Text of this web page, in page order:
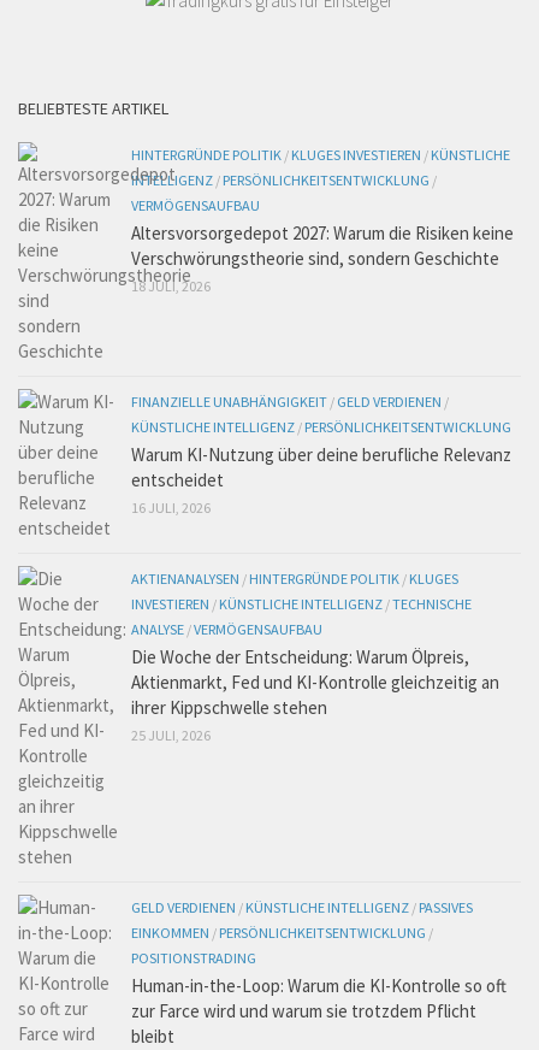
BELIEBTESTE ARTIKEL
HINTERGRÜNDE POLITIK / KLUGES INVESTIEREN / KÜNSTLICHE
INTELLIGENZ / PERSÖNLICHKEITSENTWICKLUNG /
VERMÖGENSAUFBAU
Altersvorsorgedepot 2027: Warum die Risiken keine
Verschwörungstheorie sind, sondern Geschichte
18 JULI, 2026
FINANZIELLE UNABHÄNGIGKEIT / GELD VERDIENEN /
KÜNSTLICHE INTELLIGENZ / PERSÖNLICHKEITSENTWICKLUNG
Warum KI-Nutzung über deine berufliche Relevanz
entscheidet
16 JULI, 2026
AKTIENANALYSEN / HINTERGRÜNDE POLITIK / KLUGES
INVESTIEREN / KÜNSTLICHE INTELLIGENZ /TECHNISCHE
ANALYSE /VERMÖGENSAUFBAU
Die Woche der Entscheidung: Warum Ölpreis,
Aktienmarkt, Fed und KI-Kontrolle gleichzeitig an
ihrer Kippschwelle stehen
25 JULI, 2026
GELD VERDIENEN / KÜNSTLICHE INTELLIGENZ / PASSIVES
EINKOMMEN / PERSÖNLICHKEITSENTWICKLUNG /
POSITIONSTRADING
Human-in-the-Loop: Warum die KI-Kontrolle so oft
zur Farce wird und warum sie trotzdem Pflicht
bleibt